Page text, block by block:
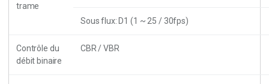
trame
Sous flux: D1 (1 ~ 25 / 30fps)
Contrôle du
débit binaire
CBR / VBR